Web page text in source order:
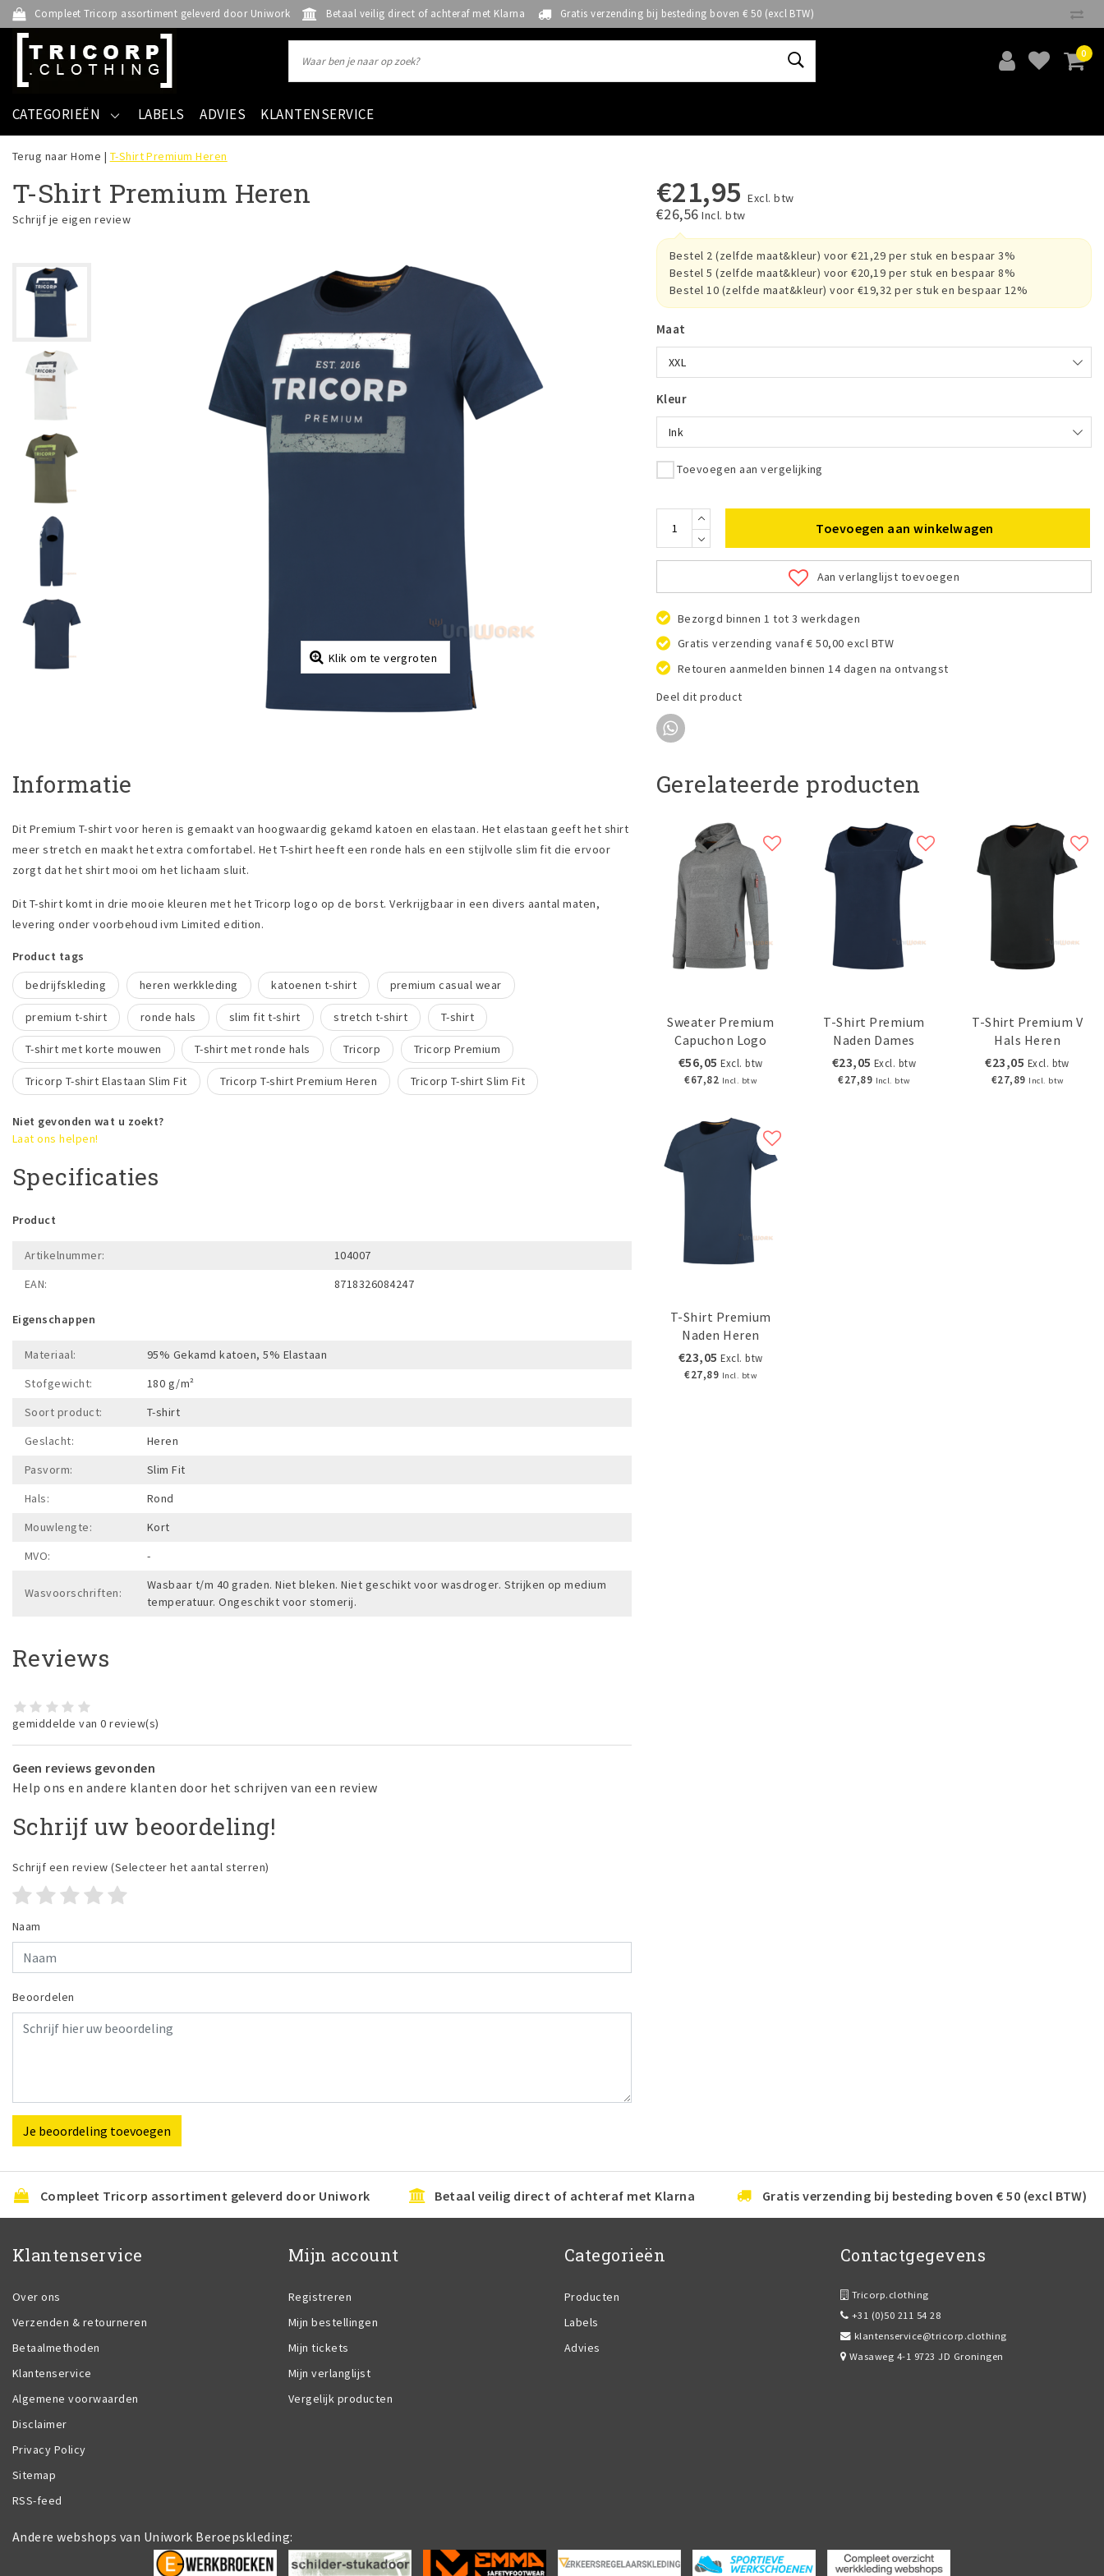
Compleet Tricorp assortiment geleverd door Uniwork Betaal veilig direct of achteraf met Klarna Gratis verzending bij besteding boven € 50 (excl BTW)
0
CATEGORIEËN LABELS ADVIES KLANTENSERVICE
Terug naar Home | T-Shirt Premium Heren
T-Shirt Premium Heren
Schrijf je eigen review
Klik om te vergroten
€21,95 Excl. btw
€26,56 Incl. btw
Bestel 2 (zelfde maat&kleur) voor €21,29 per stuk en bespaar 3%
Bestel 5 (zelfde maat&kleur) voor €20,19 per stuk en bespaar 8%
Bestel 10 (zelfde maat&kleur) voor €19,32 per stuk en bespaar 12%
Maat
XXL
Kleur
Ink
Toevoegen aan vergelijking
Toevoegen aan winkelwagen
Aan verlanglijst toevoegen
Bezorgd binnen 1 tot 3 werkdagen
Gratis verzending vanaf € 50,00 excl BTW
Retouren aanmelden binnen 14 dagen na ontvangst
Deel dit product
Informatie
Dit Premium T-shirt voor heren is gemaakt van hoogwaardig gekamd katoen en elastaan. Het elastaan geeft het shirt
meer stretch en maakt het extra comfortabel. Het T-shirt heeft een ronde hals en een stijlvolle slim fit die ervoor
zorgt dat het shirt mooi om het lichaam sluit.
Dit T-shirt komt in drie mooie kleuren met het Tricorp logo op de borst. Verkrijgbaar in een divers aantal maten,
levering onder voorbehoud ivm Limited edition.
Product tags
bedrijfskleding
heren werkkleding katoenen t-shirt premium casual wear
premium t-shirt ronde hals slim fit t-shirt stretch t-shirt T-shirt
T-shirt met korte mouwen T-shirt met ronde hals Tricorp Tricorp Premium
Tricorp T-shirt Elastaan Slim Fit Tricorp T-shirt Premium Heren Tricorp T-shirt Slim Fit
Niet gevonden wat u zoekt?
Laat ons helpen!
Specificaties
Product
Artikelnummer:
104007
EAN:
8718326084247
Eigenschappen
Materiaal:
95% Gekamd katoen, 5% Elastaan
Stofgewicht:
180 g/m²
Soort product:
T-shirt
Geslacht:
Heren
Pasvorm:
Slim Fit
Hals:
Rond
Mouwlengte:
Kort
MVO:
-
Wasvoorschriften:
Wasbaar t/m 40 graden. Niet bleken. Niet geschikt voor wasdroger. Strijken op medium
temperatuur. Ongeschikt voor stomerij.
Reviews
gemiddelde van 0 review(s)
Geen reviews gevonden
Help ons en andere klanten door het schrijven van een review
Schrijf uw beoordeling!
Schrijf een review (Selecteer het aantal sterren)
Naam
Beoordelen
Je beoordeling toevoegen
Gerelateerde producten
Sweater Premium
Capuchon Logo
€56,05 Excl. btw
€67,82 Incl. btw
T-Shirt Premium
Naden Dames
€23,05 Excl. btw
€27,89 Incl. btw
T-Shirt Premium V
Hals Heren
€23,05 Excl. btw
€27,89 Incl. btw
T-Shirt Premium
Naden Heren
€23,05 Excl. btw
€27,89 Incl. btw
Compleet Tricorp assortiment geleverd door Uniwork Betaal veilig direct of achteraf met Klarna Gratis verzending bij besteding boven € 50 (excl BTW)
Klantenservice
Over ons
Verzenden & retourneren
Betaalmethoden
Klantenservice
Algemene voorwaarden
Disclaimer
Privacy Policy
Sitemap
RSS-feed
Mijn account
Registreren
Mijn bestellingen
Mijn tickets
Mijn verlanglijst
Vergelijk producten
Categorieën
Producten
Labels
Advies
Contactgegevens
Tricorp.clothing
+31 (0)50 211 54 28
klantenservice@tricorp.clothing
Wasaweg 4-1 9723 JD Groningen
Andere webshops van Uniwork Beroepskleding: